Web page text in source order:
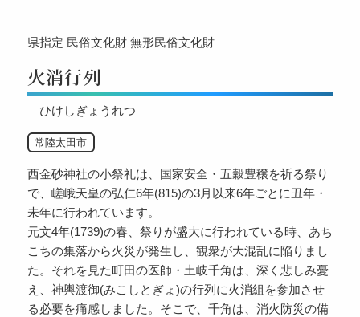
県指定 民俗文化財 無形民俗文化財
火消行列
ひけしぎょうれつ
常陸太田市
西金砂神社の小祭礼は、国家安全・五穀豊穣を祈る祭り
で、嵯峨天皇の弘仁6年(815)の3月以来6年ごとに丑年・
未年に行われています。
元文4年(1739)の春、祭りが盛大に行われている時、あち
こちの集落から火災が発生し、観衆が大混乱に陥りまし
た。それを見た町田の医師・土岐千角は、深く悲しみ憂
え、神輿渡御(みこしとぎょ)の行列に火消組を参加させ
る必要を痛感しました。そこで、千角は、消火防災の備